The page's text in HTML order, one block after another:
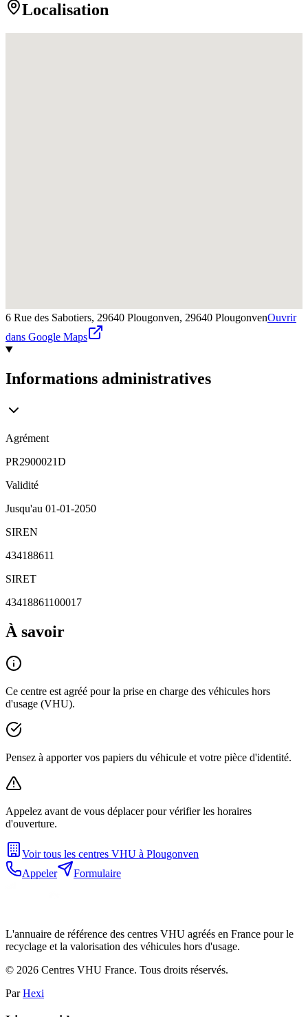
Localisation
6 Rue des Sabotiers, 29640 Plougonven, 29640 PlougonvenOuvrir
dans Google Maps
Informations administratives
Agrément
PR2900021D
Validité
Jusqu'au 01-01-2050
SIREN
434188611
SIRET
43418861100017
À savoir
Ce centre est agréé pour la prise en charge des véhicules hors
d'usage (VHU).
Pensez à apporter vos papiers du véhicule et votre pièce d'identité.
Appelez avant de vous déplacer pour vérifier les horaires
d'ouverture.
Voir tous les centres VHU à Plougonven
Appeler
Formulaire
L'annuaire de référence des centres VHU agréés en France pour le
recyclage et la valorisation des véhicules hors d'usage.
© 2026 Centres VHU France. Tous droits réservés.
Par Hexi